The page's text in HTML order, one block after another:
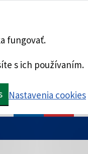
fungovať.
s ich používaním.
Nastavenia cookies